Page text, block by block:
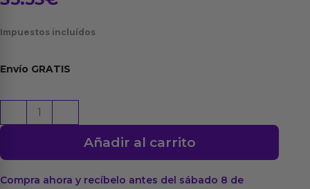
Impuestos incluídos
Envío GRATIS
Dual
Fashion
Dude
Añadir al carrito
Compra ahora y recíbelo antes del sábado 8 de